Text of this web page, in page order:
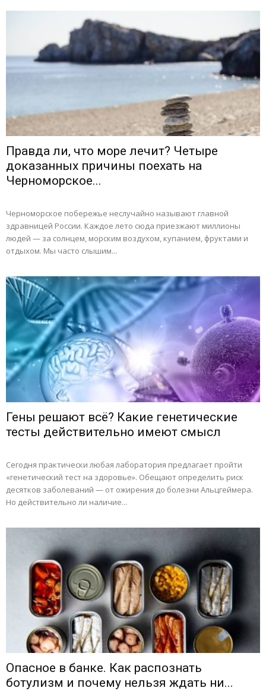
Правда ли, что море лечит? Четыре
доказанных причины поехать на
Черноморское...
Черноморское побережье неслучайно называют главной
здравницей России. Каждое лето сюда приезжают миллионы
людей — за солнцем, морским воздухом, купанием, фруктами и
отдыхом. Мы часто слышим...
Гены решают всё? Какие генетические
тесты действительно имеют смысл
Сегодня практически любая лаборатория предлагает пройти
«генетический тест на здоровье». Обещают определить риск
десятков заболеваний — от ожирения до болезни Альцгеймера.
Но действительно ли наличие...
Опасное в банке. Как распознать
ботулизм и почему нельзя ждать ни...